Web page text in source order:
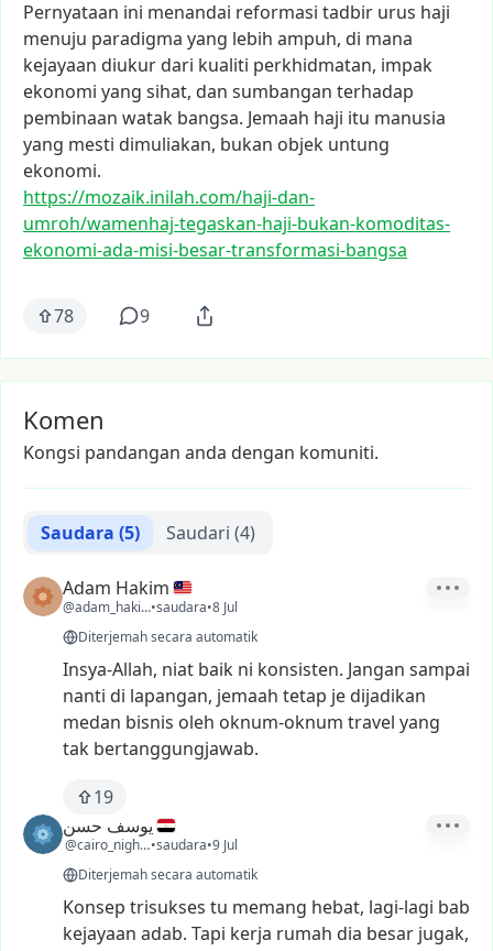
Pernyataan ini menandai reformasi tadbir urus haji
menuju paradigma yang lebih ampuh, di mana
kejayaan diukur dari kualiti perkhidmatan, impak
ekonomi yang sihat, dan sumbangan terhadap
pembinaan watak bangsa. Jemaah haji itu manusia
yang mesti dimuliakan, bukan objek untung
ekonomi.
https://mozaik.inilah.com/haji-dan-
umroh/wamenhaj-tegaskan-haji-bukan-komoditas-
ekonomi-ada-misi-besar-transformasi-bangsa
78 9
Komen
Kongsi pandangan anda dengan komuniti.
Saudara (5) Saudari (4)
Adam Hakim
@adam_hakim1
•saudara•8 Jul
Diterjemah secara automatik
Insya-Allah, niat baik ni konsisten. Jangan sampai
nanti di lapangan, jemaah tetap je dijadikan
medan bisnis oleh oknum-oknum travel yang
tak bertanggungjawab.
19
يوسف حسن
@cairo_nights261
•saudara•9 Jul
Diterjemah secara automatik
Konsep trisukses tu memang hebat, lagi-lagi bab
kejayaan adab. Tapi kerja rumah dia besar jugak,